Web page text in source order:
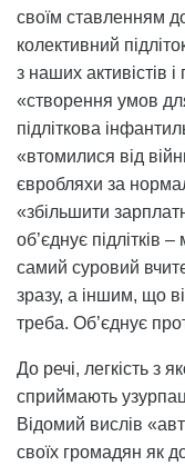
своїм ставленням
колективний
з наших активістів
«створення умов
підліткова
«втомилися від
євробляхи за
«збільшити
об’єднує підлітків
самий суровий
зразу, а іншим, що
треба. Об’єднує
До речі, легкість з
сприймають
Відомий вислів
своїх громадян як